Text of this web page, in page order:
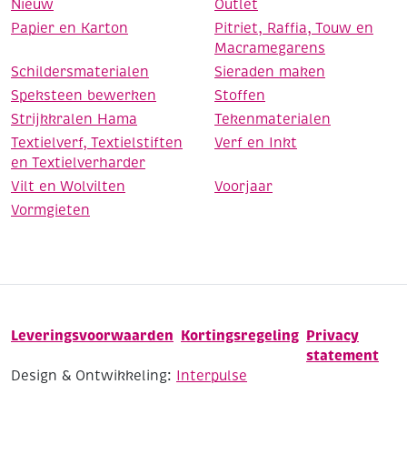
Nieuw
Outlet
Papier en Karton
Pitriet, Raffia, Touw en
Macramegarens
Schildersmaterialen
Sieraden maken
Speksteen bewerken
Stoffen
Strijkkralen Hama
Tekenmaterialen
Textielverf, Textielstiften
en Textielverharder
Verf en Inkt
Vilt en Wolvilten
Voorjaar
Vormgieten
Leveringsvoorwaarden Kortingsregeling Privacy
statement
Design & Ontwikkeling: Interpulse